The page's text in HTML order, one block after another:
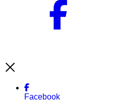
Facebook